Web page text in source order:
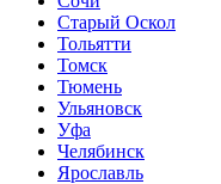
Старый Оскол
Тольятти
Томск
Тюмень
Ульяновск
Уфа
Челябинск
Ярославль